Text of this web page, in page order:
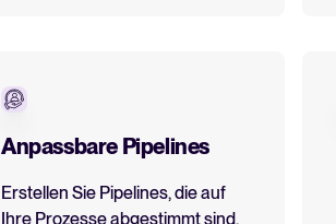
Anpassbare Pipelines
Erstellen Sie Pipelines, die auf
Ihre Prozesse abgestimmt sind,